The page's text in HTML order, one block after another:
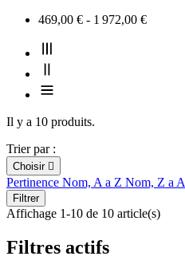
469,00 € - 1 972,00 €
Il y a 10 produits.
Trier par :
Choisir 
Pertinence Nom, A a Z Nom, Z a A
Filtrer
Affichage 1-10 de 10 article(s)
Filtres actifs